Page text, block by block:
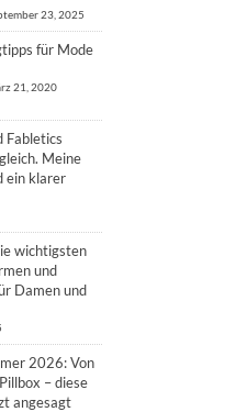
23, 2025
für Mode
21, 2020
Fabletics
Meine
ein klarer
wichtigsten
und
Damen und
2026: Von
– diese
angesagt